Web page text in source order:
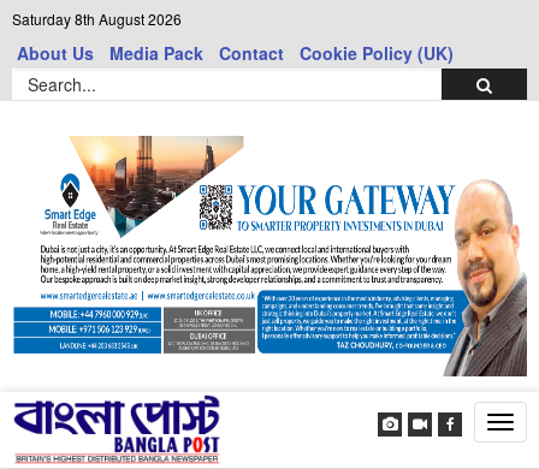
Saturday 8th August 2026
About Us Media Pack Contact Cookie Policy (UK)